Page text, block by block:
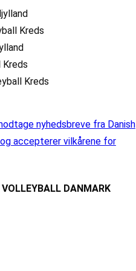
Kreds
Kreds
Kreds
nyhedsbreve fra Danish
accepterer vilkårene for
DANMARK